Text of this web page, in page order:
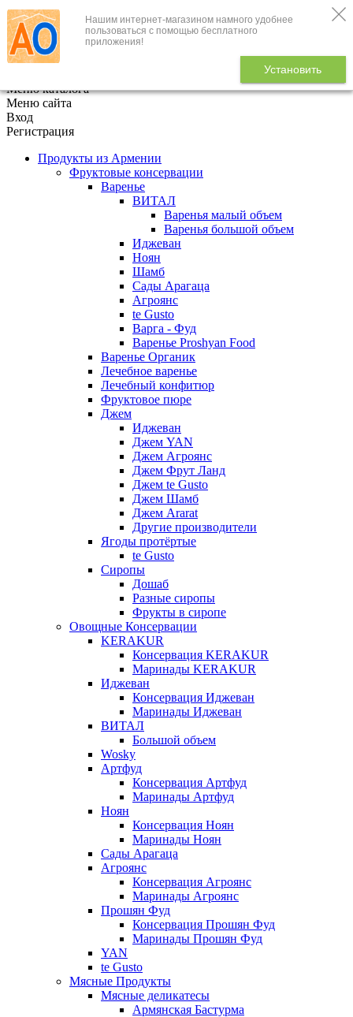
Нашим интернет-магазином намного удобнее
пользоваться с помощью бесплатного
приложения!
Установить
+7 (495) 646-888-1
В корзине
Меню каталога
Меню сайта
Вход
Регистрация
Продукты из Армении
Фруктовые консервации
Варенье
ВИТАЛ
Варенья малый объем
Варенья большой объем
Иджеван
Ноян
Шамб
Сады Арагаца
Агроянс
te Gusto
Варга - Фуд
Варенье Proshyan Food
Варенье Органик
Лечебное варенье
Лечебный конфитюр
Фруктовое пюре
Джем
Иджеван
Джем YAN
Джем Агроянс
Джем Фрут Ланд
Джем te Gusto
Джем Шамб
Джем Ararat
Другие производители
Ягоды протёртые
te Gusto
Сиропы
Дошаб
Разные сиропы
Фрукты в сиропе
Овощные Консервации
KERAKUR
Консервация KERAKUR
Маринады KERAKUR
Иджеван
Консервация Иджеван
Маринады Иджеван
ВИТАЛ
Большой объем
Wosky
Артфуд
Консервация Артфуд
Маринады Артфуд
Ноян
Консервация Ноян
Маринады Ноян
Сады Арагаца
Агроянс
Консервация Агроянс
Маринады Агроянс
Прошян Фуд
Консервация Прошян Фуд
Маринады Прошян Фуд
YAN
te Gusto
Мясные Продукты
Мясные деликатесы
Армянская Бастурма